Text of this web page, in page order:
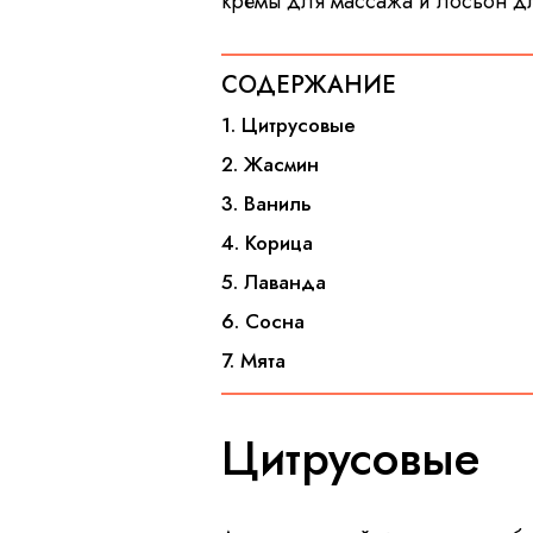
СОДЕРЖАНИЕ
1. Цитрусовые
2. Жасмин
3. Ваниль
4. Корица
5. Лаванда
6. Сосна
7. Мята
Цитрусовые